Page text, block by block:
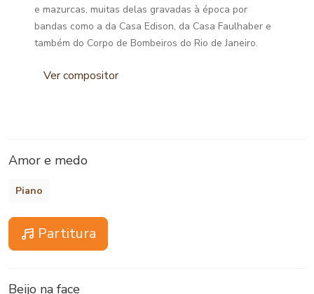
e mazurcas, muitas delas gravadas à época por
bandas como a da Casa Edison, da Casa Faulhaber e
também do Corpo de Bombeiros do Rio de Janeiro.
Ver compositor
Amor e medo
Piano
Partitura
Beijo na face